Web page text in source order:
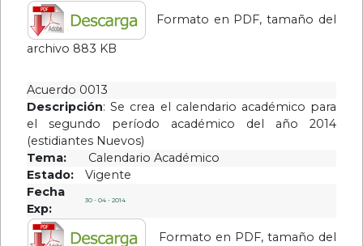
Formato en PDF, tamaño del
archivo 883 KB
Acuerdo 0013
Descripción: Se crea el calendario académico para
el segundo período académico del año 2014
(estidiantes Nuevos)
Tema:
Calendario Académico
Estado:
Vigente
Fecha
Exp:
30 - 04 - 2014
Formato en PDF, tamaño del